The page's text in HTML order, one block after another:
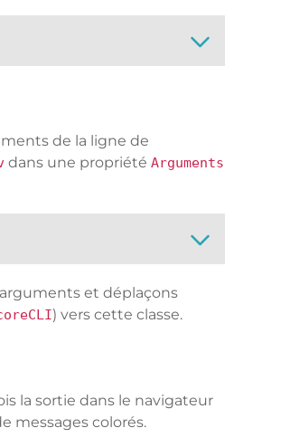
de la ligne de
dans une propriété Arguments
et déplaçons
) vers cette classe.
la sortie dans le navigateur
messages colorés.